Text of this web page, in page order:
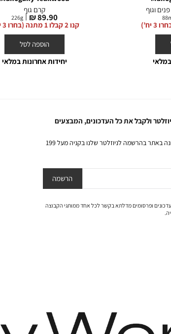
וגוף
88
קרם גוף
מחיר
מוצר
89.90 ₪
226g
קנו 2 קבלו 1 מתנה (בחרו 3 יח’)
הוספה לסל
יחידות אחרונות במלאי
ולקבל את כל העדכונים, המבצעים
10% הנחה על הקניה הראשונה באתר בהרשמה לניוזלטר שלנו בקניה מעל 199
ופרסומים מדלתא בקשר לכל אחד ממותגי הקבוצה
הרשמה